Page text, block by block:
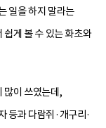
일을 하지 말라는
쉽게 볼 수 있는 화초와
많이 쓰였는데,
등과 다람쥐·개구리·